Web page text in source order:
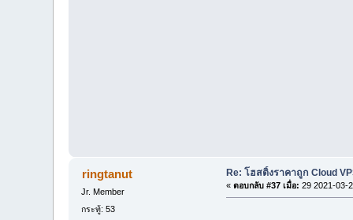
ringtanut
Jr. Member
กระทู้: 53
Re: โฮสติ้งราคาถูก Cloud
« ตอบกลับ #37 เมื่อ: 29 2021-03-